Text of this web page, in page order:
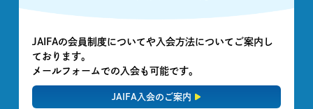
JAIFAの会員制度についてや入会方法についてご案内し
ております。
メールフォームでの入会も可能です。
JAIFA入会のご案内